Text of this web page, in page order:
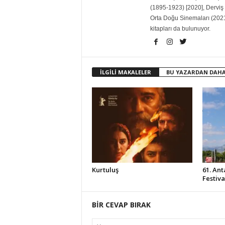
(1895-1923) [2020], Derviş
Orta Doğu Sinemaları
kitapları da bulunuyor.
İLGİLİ MAKALELER BU YAZARDAN
Kurtuluş
61.
BİR CEVAP BIRAK